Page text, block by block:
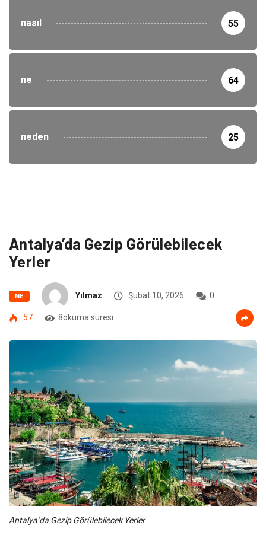
nasıl 55
ne 64
neden 25
Antalya’da Gezip Görülebilecek
Yerler
NE Yılmaz Şubat 10, 2026 0
57 8okuma süresi
Antalya’da Gezip Görülebilecek Yerler